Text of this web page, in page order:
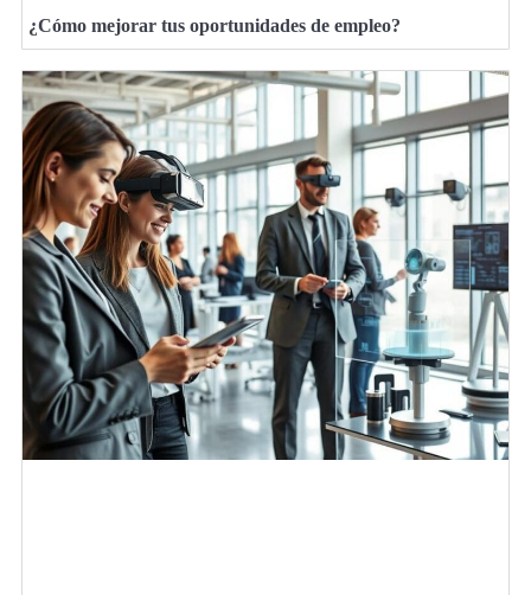
¿Cómo mejorar tus oportunidades de empleo?